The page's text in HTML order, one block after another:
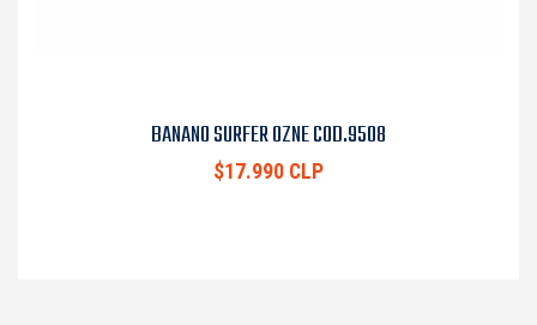
BANANO SURFER OZNE COD.9508
$17.990 CLP